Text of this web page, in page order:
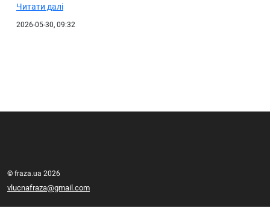
Читати далі
2026-05-30, 09:32
© fraza.ua 2026
vlucnafraza@gmail.com